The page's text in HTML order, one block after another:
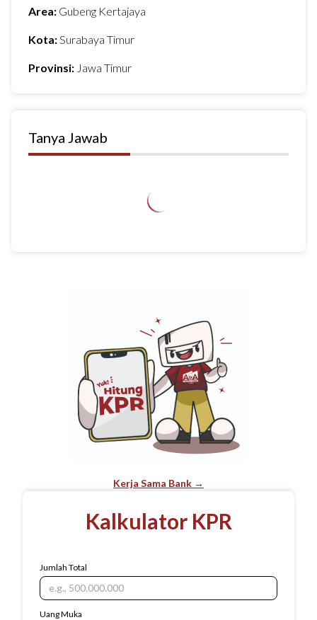
Kerja Sama Bank →
Kalkulator KPR
Jumlah Total
Uang Muka
Area: Gubeng Kertajaya
Kota:Surabaya Timur
Provinsi: Jawa Timur
Tanya Jawab